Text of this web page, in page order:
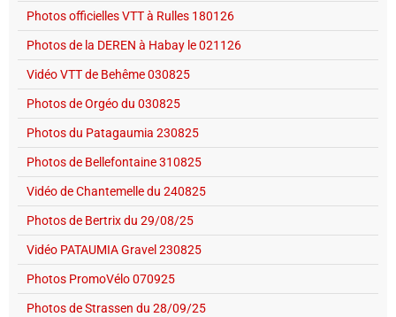
Photos officielles VTT à Rulles 180126
Photos de la DEREN à Habay le 021126
Vidéo VTT de Behême 030825
Photos de Orgéo du 030825
Photos du Patagaumia 230825
Photos de Bellefontaine 310825
Vidéo de Chantemelle du 240825
Photos de Bertrix du 29/08/25
Vidéo PATAUMIA Gravel 230825
Photos PromoVélo 070925
Photos de Strassen du 28/09/25